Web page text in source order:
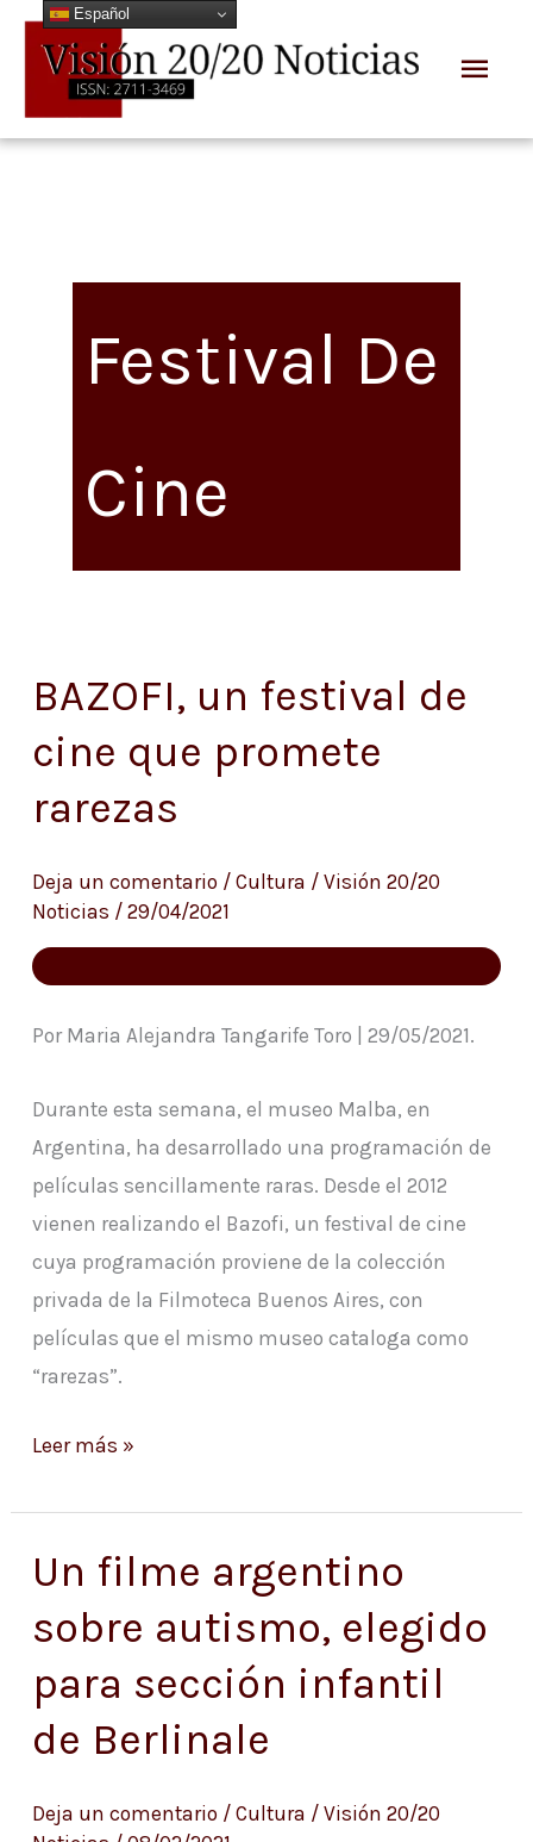
contenido
Festival De
Cine
BAZOFI, un festival de
cine que promete
rarezas
Deja un comentario / Cultura / Visión 20/20
Noticias / 29/04/2021
Por Maria Alejandra Tangarife Toro | 29/05/2021.
Durante esta semana, el museo Malba, en
Argentina, ha desarrollado una programación de
películas sencillamente raras. Desde el 2012
vienen realizando el Bazofi, un festival de cine
cuya programación proviene de la colección
privada de la Filmoteca Buenos Aires, con
películas que el mismo museo cataloga como
“rarezas”.
BAZOFI,
festival
de
que
promete
rarezas
Leer más »
Un filme argentino
sobre autismo, elegido
para sección infantil
de Berlinale
Deja un comentario / Cultura / Visión 20/20
Un
argentino
sobre
autismo,
elegido
sección
Español